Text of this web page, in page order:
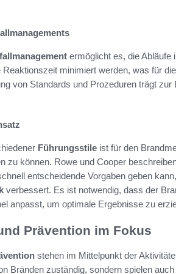
ermöglicht es, die Abläufe
minimiert werden, was für
von Standards und Prozeduren trägt
Führungsstile ist für den
zu können. Rowe und Cooper
entscheidende Vorgaben geben
verbessert. Es ist notwendig, dass der
anpasst, um optimale Ergebnisse zu
Prävention im Fokus
stehen im Mittelpunkt der
Bränden zuständig, sondern spielen